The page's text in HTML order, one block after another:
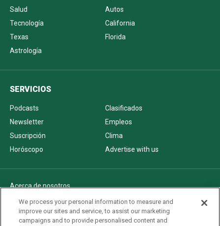
Salud
Autos
Tecnología
California
Texas
Florida
Astrología
SERVICIOS
Podcasts
Clasificados
Newsletter
Empleos
Suscripción
Clima
Horóscopo
Advertise with us
Acerca de nosotros
Politica de privacidad
Pautas Editoriales
We process your personal information to measure and
improve our sites and service, to assist our marketing
campaigns and to provide personalised content and